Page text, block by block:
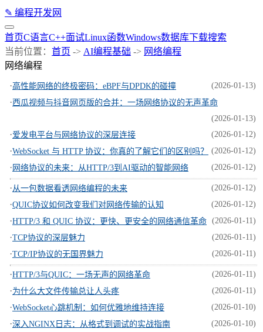
✎ 编程开发网
首页C语言C++面试Linux函数Windows数据库下载搜索
当前位置： 首页 -> AI编程基础 -> 网络编程
网络编程
·高性能网络的终极密码：eBPF与DPDK的碰撞 (2026-01-13)
·西瓜视频与抖音网页版的合并：一场网络协议的无声革命
(2026-01-13)
·爱发电平台与网络协议的深层连接 (2026-01-12)
·WebSocket 与 HTTP 协议：你真的了解它们的区别吗？ (2026-01-12)
· 网络协议的未来：从HTTP/3到AI驱动的智能网络 (2026-01-12)
·从一包数据看透网络编程的未来 (2026-01-12)
·QUIC协议如何改变我们对网络传输的认知 (2026-01-12)
·HTTP/3 和 QUIC 协议：更快、更安全的网络通信革命 (2026-01-11)
·TCP协议的深层魅力 (2026-01-11)
·TCP/IP协议的无国界魅力 (2026-01-11)
·HTTP/3与QUIC：一场无声的网络革命 (2026-01-11)
·为什么大文件传输总让人头疼 (2026-01-11)
·WebSocket心跳机制：如何优雅地维持连接 (2026-01-10)
·深入NGINX日志：从格式到调试的实战指南 (2026-01-10)